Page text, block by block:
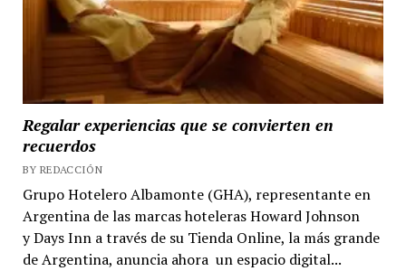
Regalar experiencias que se convierten en
recuerdos
BY REDACCIÓN
Grupo Hotelero Albamonte (GHA), representante en
Argentina de las marcas hoteleras Howard Johnson
y Days Inn a través de su Tienda Online, la más grande
de Argentina, anuncia ahora un espacio digital...